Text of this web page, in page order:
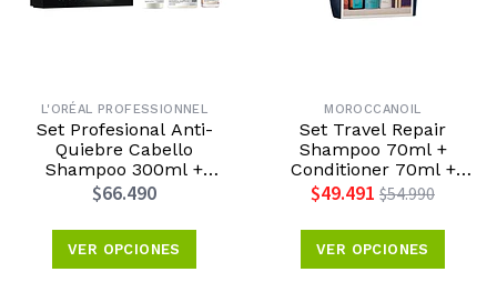
L'ORÉAL PROFESSIONNEL
Set Profesional Anti-
Quiebre Cabello
Shampoo 300ml +
Máscara 250ml + Aceite
Concentrado 50ml Metal
Detox
$66.490
VER OPCIONES
MOROCCANOIL
Set Travel Repair
Shampoo 70ml +
Conditioner 70ml +
Tratamiento Original
25ml + Crema de Manos
40ml Moroccanoil
Edición Día de la Madre
2026
$49.491 $54.990
VER OPCIONES